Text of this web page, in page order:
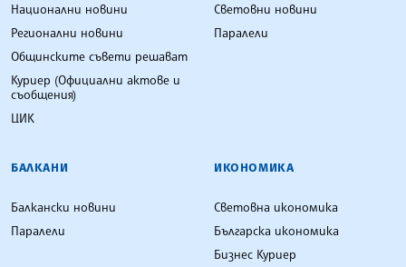
Национални новини
Регионални новини
Общинските съвети решават
Куриер (Официални актове и
съобщения)
ЦИК
Световни новини
Паралели
БАЛКАНИ
Балкански новини
Паралели
ИКОНОМИКА
Световна икономика
Българска икономика
Бизнес Куриер